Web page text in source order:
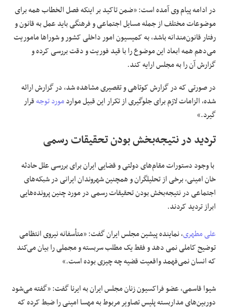
در ادامه پیام وی آمده است: «ضمن تاکید بر اینکه فصل الخطاب همه برای
موضوعات مختلف از جمله مسایل اجتماعی و فرهنگی باید عمل به قانون و
رفتار قانون‌مندانه باشد، به کمیسیون امور داخلی کشور و شوراها ماموریت
می‌دهم همه ابعاد این موضوع را با قید فوریت و دقت بررسی کرده و
گزارش آن را به مجلس ارایه کند.
در صورتی که در گزارش کوتاهی و تقصیری مشاهده شد، در گزارش ارائه
شده، الزامات لازم برای جلوگیری از تکرار این قبیل مواردمورد توجهقرار
گیرد.»
تردید در نتیجه‌بخش بودن تحقیقات رسمی
با وجود دستورات مقام‌های دولتی و قضایی ایران برای بررسی علل حادثه
خان امینی، برخی از تحلیلگران و همچنین شهروندان ایرانی در شبکه‌های
اجتماعی در نتیجه‌بخش بودن تحقیقات رسمی در مورد چنین پرونده‌هایی
ابراز تردید کردند.
علی مطهری، نماینده پیشین مجلس ایران گفت: «متأسفانه نیروی انتظامی
توضیح کاملی نمی دهد و فقط یک مطلب سربسته و مجملی را بیان می‌کند
که انسان نمی‌فهمد واقعیت قضیه چه چیزی بوده است.»
شیوا قاسمی، عضو فراکسیون زنان مجلس ایران به ایرنا گفت: «گفته می‌شود
دوربین‌های مداربسته پلیس تصاویر مربوط به مهسا امینی را ضبط کرده که